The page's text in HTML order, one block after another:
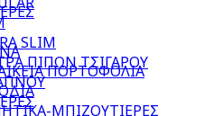
ΠΟΡΤΟΦΟΛΙΑ
ΜΠΙΖΟΥΤΙΕΡΕΣ
SLIM
ΠΙΠΩΝ ΤΣΙΓΑΡΟΥ